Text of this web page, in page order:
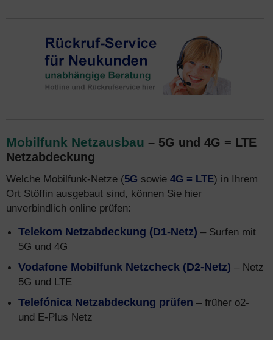
Mobilfunk Netzausbau – 5G und 4G = LTE
Netzabdeckung
Welche Mobilfunk-Netze (5G sowie 4G = LTE) in Ihrem
Ort Stöffin ausgebaut sind, können Sie hier
unverbindlich online prüfen:
Telekom Netzabdeckung (D1-Netz) – Surfen mit
5G und 4G
Vodafone Mobilfunk Netzcheck (D2-Netz) – Netz
5G und LTE
Telefónica Netzabdeckung prüfen – früher o2-
und E-Plus Netz